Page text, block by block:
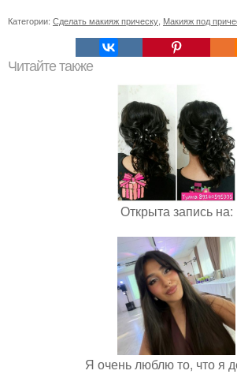
Категории: Сделать макияж прическу, Макияж под
Читайте также
Открыта запись на:
Я очень люблю то, что я